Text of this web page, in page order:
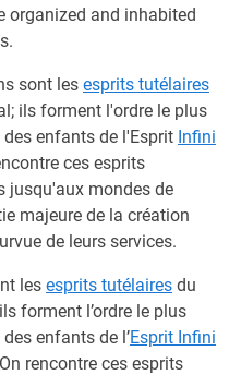
organized and inhabited
sont les esprits tutélaires
ils forment l'ordre le plus
enfants de l'Esprit Infini
ces esprits
jusqu'aux mondes de
majeure de la création
de leurs services.
les esprits tutélaires du
forment l’ordre le plus
enfants de l’Esprit Infini
rencontre ces esprits